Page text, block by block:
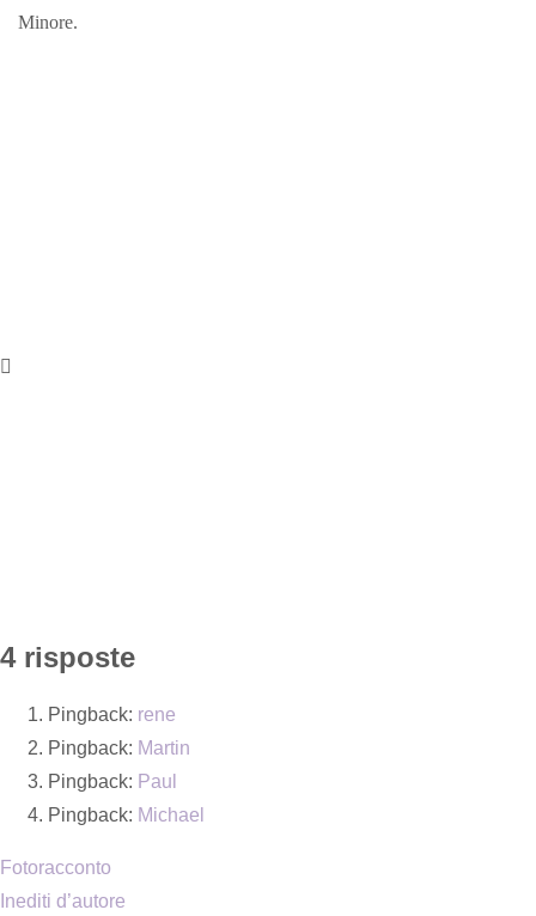
Minore.
4 risposte
Pingback: rene
Pingback: Martin
Pingback: Paul
Pingback: Michael
Fotoracconto
Inediti d’autore